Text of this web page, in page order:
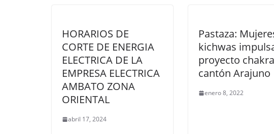
HORARIOS DE
CORTE DE ENERGIA
ELECTRICA DE LA
EMPRESA ELECTRICA
AMBATO ZONA
ORIENTAL
abril 17, 2024
Pastaza:
kichwas
proyecto
cantón Arajuno
enero 8, 2022